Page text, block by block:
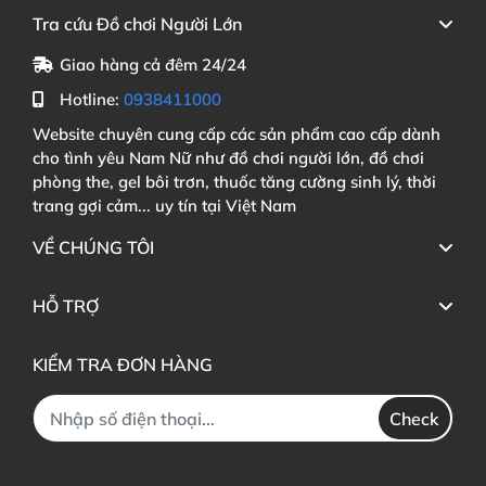
để tiếp xúc
Nhấn nút nguồnđể kích hoạt chế độ rung, nhấn nhẹ
để thay đổi giữa 10 cấp độ khác nhau.Khi kết thúc
nhấn giữ nút nguồn 2 giâyđể tắt thiết bị.
bằng khăn mềm
để nước ngấm vào
luôn trong trạng thái hoàn hảo cho
dụngtiếp theo.
Tra cứu Đồ chơi Người Lớn
Giao hàng cả đêm 24/24
Hotline: 0938411000
Website chuyên cung cấp các sản phẩm cao cấp dành
cho tình yêu Nam Nữ như đồ chơi người lớn, đồ chơi
phòng the, gel bôi trơn, thuốc tăng cường sinh lý, thời
trang gợi cảm... uy tín tại Việt Nam
VỀ CHÚNG TÔI
HỖ TRỢ
KIỂM TRA ĐƠN HÀNG
Check